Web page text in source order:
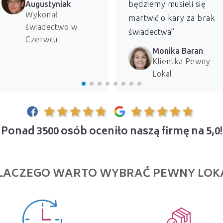
Augustyniak
Wykonał
świadectwo w
Czerwcu
będziemy musieli się
martwić o kary za brak
świadectwa”
Monika Baran
Klientka Pewny
Lokal
Ponad 3500 osób oceniło naszą firmę na 5,0!
WARTO WYBRAĆ PEWNY